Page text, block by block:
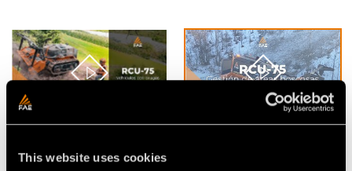
This website uses cookies
CONTROL REMOTO